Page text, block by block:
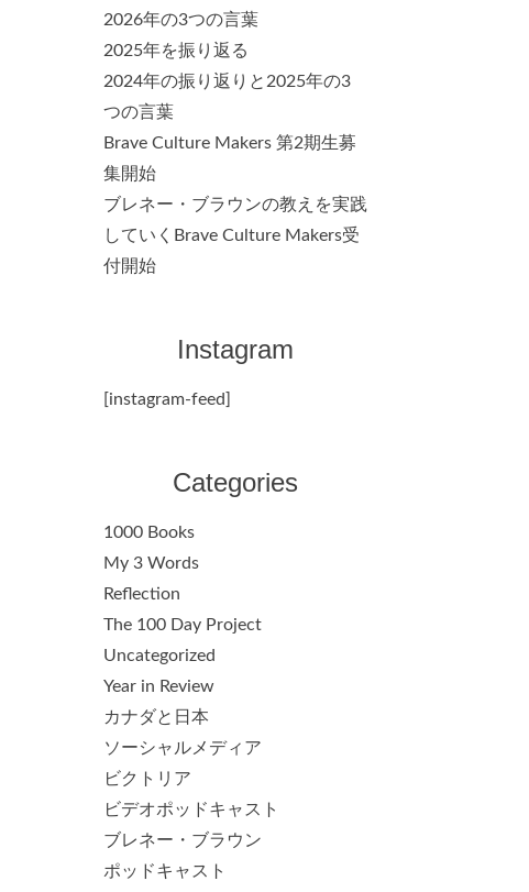
2026年の3つの言葉
2025年を振り返る
2024年の振り返りと2025年の3
つの言葉
Brave Culture Makers 第2期生募
集開始
ブレネー・ブラウンの教えを実践
していくBrave Culture Makers受
付開始
Instagram
[instagram-feed]
Categories
1000 Books
My 3 Words
Reflection
The 100 Day Project
Uncategorized
Year in Review
カナダと日本
ソーシャルメディア
ビクトリア
ビデオポッドキャスト
ブレネー・ブラウン
ポッドキャスト